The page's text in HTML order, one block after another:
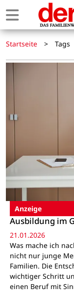
Startseite > Tags
Anzeige
Ausbildung im
21.01.2026
Was mache ich
nicht nur junge
Familien. Die
wichtiger Schritt
einen Beruf mit